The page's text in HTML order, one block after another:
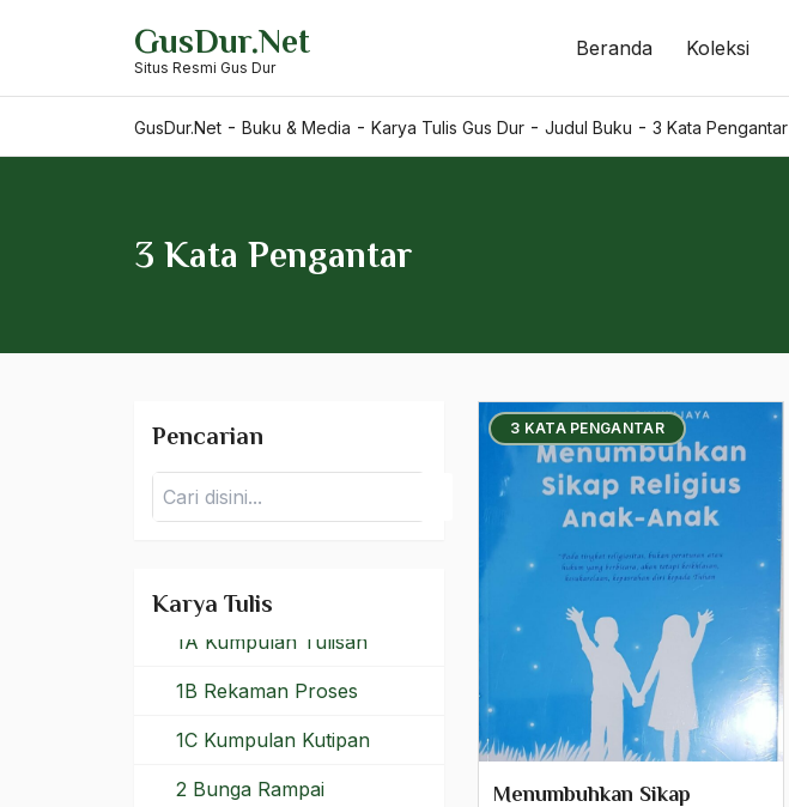
GusDur.Net
Situs Resmi Gus Dur
Beranda Koleksi
GusDur.Net - Buku & Media - Karya Tulis Gus Dur - Judul Buku - 3 Kata Pengantar
3 Kata Pengantar
3 KATA PENGANTAR
Menumbuhkan Sikap
Pencarian
Pencarian
Karya Tulis
Karya Tulis Gus Dur
Judul Buku
1A Kumpulan Tulisan
1B Rekaman Proses
1C Kumpulan Kutipan
2 Bunga Rampai